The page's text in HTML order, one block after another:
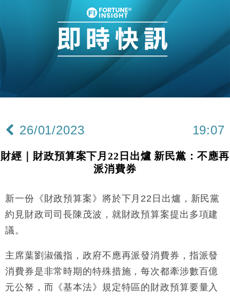
本地｜假冒內地執法人員要求交「保證金」 43歲女子
損失近6900萬元
財經｜日經失守6.5萬點後回穩 全周仍升近2%
15:47
財經｜恒隆10月換帥 玩具「反」斗城亞洲CEO蔡德
財經｜韓股反覆波動收跌 連挫7周創逾3年最長跌勢
12:44
財經｜日本春季三度入市撐日圓 4月單日斥6.28萬億
11:12
國際｜特朗普料美伊戰事快結束 承認部分彈藥庫存緊
司
18:31
財經｜華僑銀行上半年淨利創新高 中期息增15%至
16:47
損失近6900萬元
16:05
財經｜日經失守6.5萬點後回穩 全周仍升近2%
26/01/2023 19:07
財經｜財政預算案下月22日出爐 新民黨：不應再
派消費券
新一份《財政預算案》將於下月22日出爐，新民黨
約見財政司司長陳茂波，就財政預算案提出多項建
議。
主席葉劉淑儀指，政府不應再派發消費券，指派發
消費券是非常時期的特殊措施，每次都牽涉數百億
元公帑，而《基本法》規定特區的財政預算要量入